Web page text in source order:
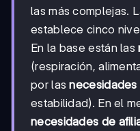
las más complejas.
establece cinco
En la base están las
(respiración,
por las
estabilidad). En el
necesidades de